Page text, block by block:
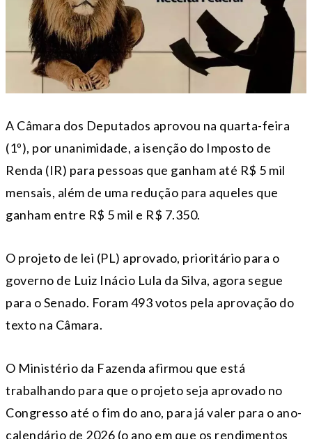
A Câmara dos Deputados aprovou na quarta-feira
(1º), por unanimidade, a isenção do Imposto de
Renda (IR) para pessoas que ganham até R$ 5 mil
mensais, além de uma redução para aqueles que
ganham entre R$ 5 mil e R$ 7.350.
O projeto de lei (PL) aprovado, prioritário para o
governo de Luiz Inácio Lula da Silva, agora segue
para o Senado. Foram 493 votos pela aprovação do
texto na Câmara.
O Ministério da Fazenda afirmou que está
trabalhando para que o projeto seja aprovado no
Congresso até o fim do ano, para já valer para o ano-
calendário de 2026 (o ano em que os rendimentos